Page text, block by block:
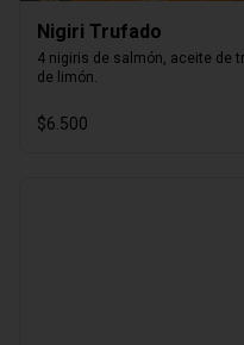
Nigiri Trufado
4 nigiris de salmón, aceite de
de limón.
$6.500